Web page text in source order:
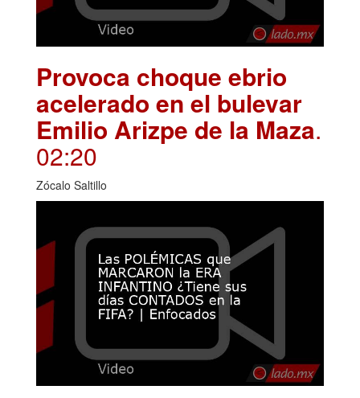
Provoca choque ebrio
acelerado en el bulevar
Emilio Arizpe de la Maza.
02:20
Zócalo Saltillo